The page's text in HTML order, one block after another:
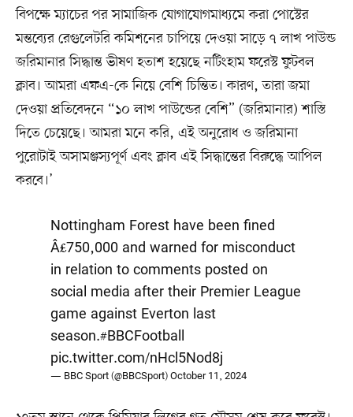
বিপক্ষে ম্যাচের পর সামাজিক যোগাযোগমাধ্যমে করা পোস্টের
মন্তব্যের রেগুলেটরি কমিশনের চাপিয়ে দেওয়া সাড়ে ৭ লাখ পাউন্ড
জরিমানার সিদ্ধান্ত ভীষণ হতাশ হয়েছে নটিংহাম ফরেস্ট ফুটবল
ক্লাব। আমরা এফএ-কে নিয়ে বেশি চিন্তিত। কারণ, তারা জমা
দেওয়া প্রতিবেদনে “১০ লাখ পাউন্ডের বেশি” (জরিমানার) শাস্তি
দিতে চেয়েছে। আমরা মনে করি, এই অনুরোধ ও জরিমানা
পুরোটাই অসামঞ্জস্যপূর্ণ এবং ক্লাব এই সিদ্ধান্তের বিরুদ্ধে আপিল
করবে।’
Nottingham Forest have been fined
Â£750,000 and warned for misconduct
in relation to comments posted on
social media after their Premier League
game against Everton last
season.#BBCFootball
pic.twitter.com/nHcl5Nod8j
— BBC Sport (@BBCSport)October 11, 2024